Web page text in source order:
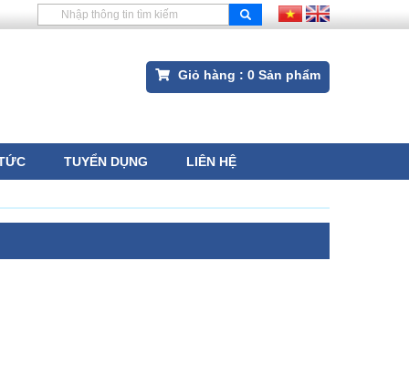
Giỏ hàng : 0 Sản phẩm
TUYỂN DỤNG LIÊN HỆ